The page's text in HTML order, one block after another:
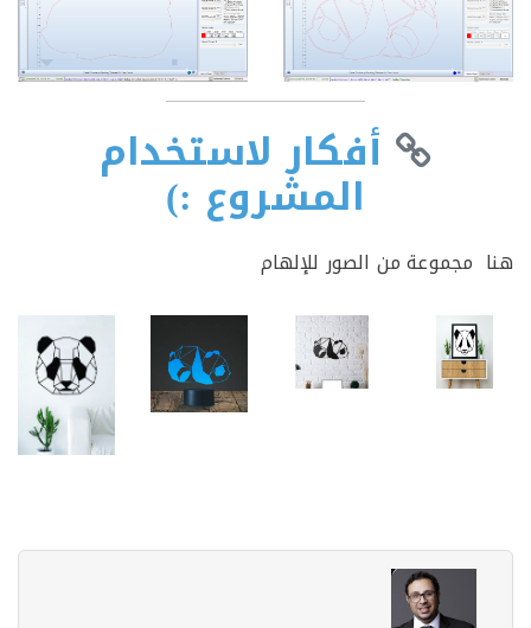
أفكار لاستخدام
المشروع :)
من الصور للإلهام